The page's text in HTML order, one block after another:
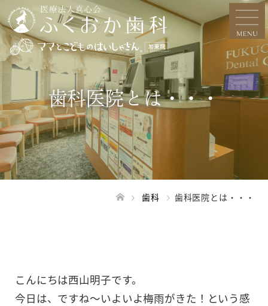
歯科医院とは・・・
歯科 歯科医院とは・・・
こんにちは西山明子です。
今日は、ですね～いよいよ梅雨がきた！という感